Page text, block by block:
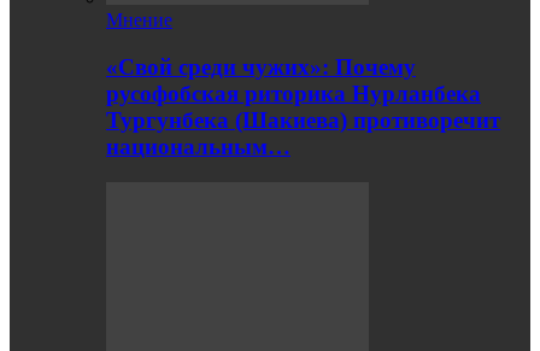
Мнение
«Свой среди чужих»: Почему
русофобская риторика Нурланбека
Тургунбека (Шакиева) противоречит
национальным…